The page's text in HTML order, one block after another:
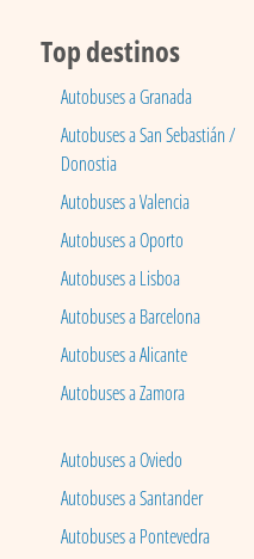
Top destinos
Autobuses a Granada
Autobuses a San Sebastián /
Donostia
Autobuses a Valencia
Autobuses a Oporto
Autobuses a Lisboa
Autobuses a Barcelona
Autobuses a Alicante
Autobuses a Zamora
Autobuses a Oviedo
Autobuses a Santander
Autobuses a Pontevedra